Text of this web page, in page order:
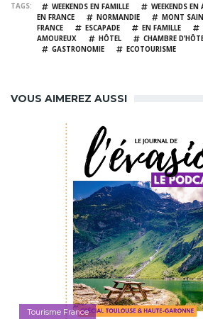
TAGS WEEKENDS EN FAMILLE WEEKENDS EN
EN FRANCE
NORMANDIE MONT
FRANCE
ESCAPADE EN FAMILLE
AMOUREUX
HÔTEL CHAMBRE
GASTRONOMIE
ECOTOURISME
VOUS AIMEREZ AUSSI
Tourisme France